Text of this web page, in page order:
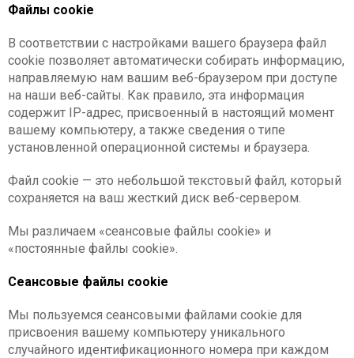
Файлы cookie
В соответствии с настройками вашего браузера файл
cookie позволяет автоматически собирать информацию,
направляемую нам вашим веб-браузером при доступе
на наши веб-сайты. Как правило, эта информация
содержит IP-адрес, присвоенный в настоящий момент
вашему компьютеру, а также сведения о типе
установленной операционной системы и браузера.
Файл cookie — это небольшой текстовый файл, который
сохраняется на ваш жесткий диск веб-сервером.
Мы различаем «сеансовые файлы cookie» и
«постоянные файлы cookie».
Сеансовые файлы cookie
Мы пользуемся сеансовыми файлами cookie для
присвоения вашему компьютеру уникального
случайного идентификационного номера при каждом